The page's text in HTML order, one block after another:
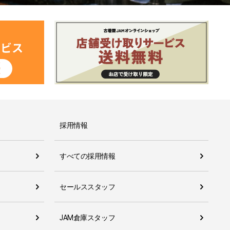
採用情報
すべての採用情報
セールススタッフ
JAM倉庫スタッフ